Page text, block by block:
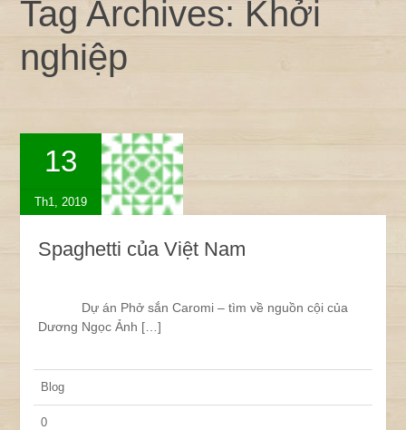
Tag Archives: Khởi
nghiệp
13
Th1, 2019
Spaghetti của Việt Nam
Dự án Phở sắn Caromi – tìm về nguồn cội của
Dương Ngọc Ảnh […]
Blog
0